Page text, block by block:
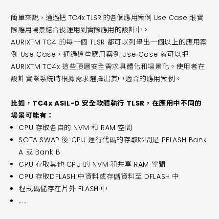
簡單來說，通過把 TC4x TLSR 的各個應用案例 Use Case 跟實
際應用場景結合後運用到實際應用的設計中。
AURIXTM TC4 的每一個 TLSR 都可以列舉出一個以上的應用案
例 Use Case，通過這些應用案例 Use Case 就可以把
AURIXTM TC4x 這些頂層安全需求具體化和場景化。使用者在
設計實際系統時根據需求選擇出其中適合的應用案例。
比如，TC4x ASIL-D 安全軟體執行 TLSR，在應用中不同的
場景可能有：
CPU 存取各自的 NVM 和 RAM 空間
SOTA SWAP 後 CPU 運行代碼的存取區間是 PFLASH Bank
A 或 Bank B
CPU 存取其他 CPU 的 NVM 和共享 RAM 空間
CPU 存取DFLASH 中資料或存儲資料至 DFLASH 中
程式碼儲存在片外 FLASH 中
……